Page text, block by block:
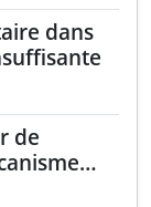
dans
de